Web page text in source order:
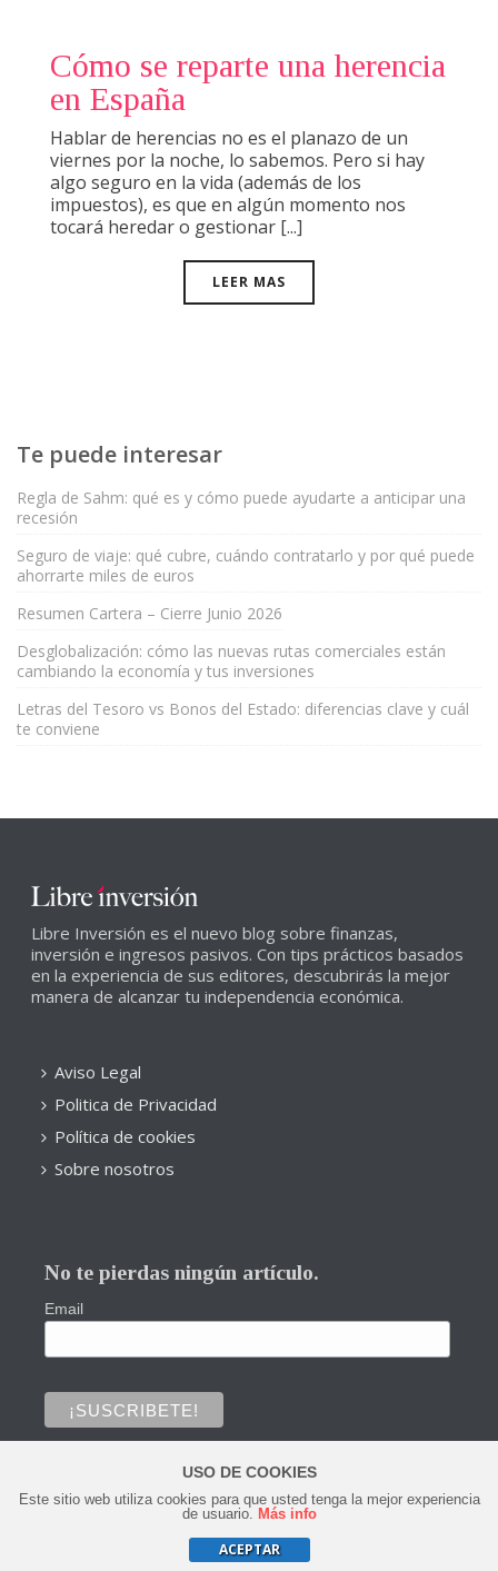
Cómo se reparte una herencia
en España
Hablar de herencias no es el planazo de un
viernes por la noche, lo sabemos. Pero si hay
algo seguro en la vida (además de los
impuestos), es que en algún momento nos
tocará heredar o gestionar [...]
LEER MAS
Te puede interesar
Regla de Sahm: qué es y cómo puede ayudarte a anticipar una
recesión
Seguro de viaje: qué cubre, cuándo contratarlo y por qué puede
ahorrarte miles de euros
Resumen Cartera – Cierre Junio 2026
Desglobalización: cómo las nuevas rutas comerciales están
cambiando la economía y tus inversiones
Letras del Tesoro vs Bonos del Estado: diferencias clave y cuál
te conviene
Libre Inversión es el nuevo blog sobre finanzas,
inversión e ingresos pasivos. Con tips prácticos basados
en la experiencia de sus editores, descubrirás la mejor
manera de alcanzar tu independencia económica.
Aviso Legal
Politica de Privacidad
Política de cookies
Sobre nosotros
No te pierdas ningún artículo.
Email
Copyright © 2020 Todos los derechos reservados.
0
USO DE COOKIES
Este sitio web utiliza cookies para que usted tenga la mejor experiencia
de usuario. Más info
ACEPTAR